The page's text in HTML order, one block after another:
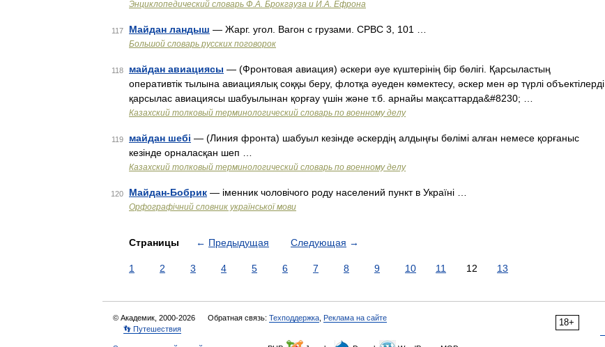
Энциклопедический словарь Ф.А. Брокгауза и И.А. Ефрона
117 Майдан ландыш — Жарг. угол. Вагон с грузами. СРВС 3, 101 …
Большой словарь русских поговорок
118 майдан авиациясы — (Фронтовая авиация) әскери әуе күштерінің бір бөлігі. Қарсыластың
оперативтік тылына авиациялық соққы беру, флотқа әуеден көмектесу, әскер мен әр түрлі объектілерді
қарсылас авиациясы шабуылынан қорғау үшін және т.б. арнайы мақсаттарда&#8230; …
Казахский толковый терминологический словарь по военному делу
119 майдан шебі — (Линия фронта) шабуыл кезінде әскердің алдыңғы бөлімі алған немесе қорғаныс
кезінде орналасқан шеп …
Казахский толковый терминологический словарь по военному делу
120 Майдан-Бобрик — іменник чоловічого роду населений пункт в Україні …
Орфографічний словник української мови
Страницы ← Предыдущая Следующая →
1 2 3 4 5 6 7 8 9 10 11 12 13
18+
© Академик, 2000-2026 Обратная связь: Техподдержка Реклама на сайте
👣 Путешествия